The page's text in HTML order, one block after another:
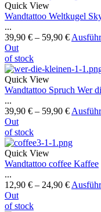
Quick View
Wandtattoo Weltkugel
...
39,90 € – 59,90 €
Out
of stock
Quick View
Wandtattoo Spruch Wer
...
39,90 € – 59,90 €
Out
of stock
Quick View
Wandtattoo coffee Kaffee
...
12,90 € – 24,90 €
Out
of stock